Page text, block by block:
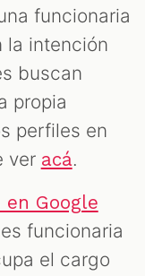
funcionaria
la intención
buscan
propia
perfiles en
ver acá.
Google
funcionaria
el cargo